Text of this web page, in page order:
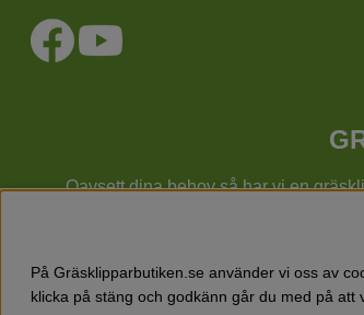
Oavsett dina behov så har vi en
Utöver gräsklippare finns också ett brett
På Gräsklipparbutiken.se använder vi oss av
klicka på stäng och godkänn går du med på